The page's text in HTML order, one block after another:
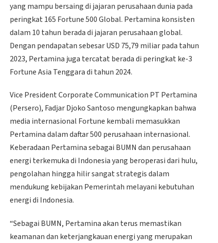
yang mampu bersaing di jajaran perusahaan dunia pada
peringkat 165 Fortune 500 Global. Pertamina konsisten
dalam 10 tahun berada di jajaran perusahaan global.
Dengan pendapatan sebesar USD 75,79 miliar pada tahun
2023, Pertamina juga tercatat berada di peringkat ke-3
Fortune Asia Tenggara di tahun 2024.
Vice President Corporate Communication PT Pertamina
(Persero), Fadjar Djoko Santoso mengungkapkan bahwa
media internasional Fortune kembali memasukkan
Pertamina dalam daftar 500 perusahaan internasional.
Keberadaan Pertamina sebagai BUMN dan perusahaan
energi terkemuka di Indonesia yang beroperasi dari hulu,
pengolahan hingga hilir sangat strategis dalam
mendukung kebijakan Pemerintah melayani kebutuhan
energi di Indonesia.
“Sebagai BUMN, Pertamina akan terus memastikan
keamanan dan keterjangkauan energi yang merupakan